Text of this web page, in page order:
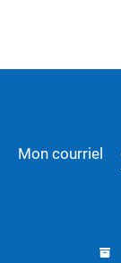
Mon courriel